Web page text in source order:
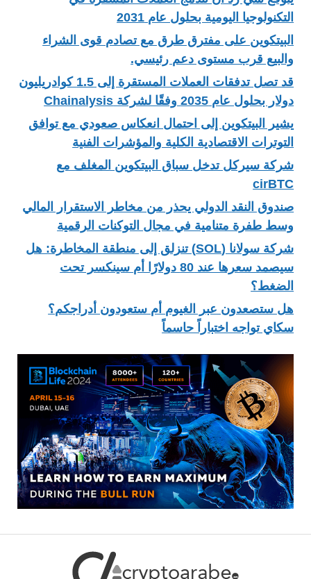
التكنولوجيا اليومية بحلول عام 2031
البيتكوين على مفترق طرق مع تصادم قوى الشراء
والبيع قرب مستوى دعم رئيسي.
قد تصل تدفقات العملات المستقرة إلى 1.5 كوادريليون
دولار بحلول عام 2035 وفقًا لشركة Chainalysis
يشير البيتكوين إلى احتمال انعكاس صعودي مع توافق
التوترات الاقتصادية الكلية والمؤشرات الفنية
شركة سيركل تدخل سباق البيتكوين المغلف مع
cirBTC
صندوق النقد الدولي يحذر من مخاطر الاستقرار المالي
وسط طفرة متنامية في مجال التوكنات الرقمية
شركة سولانا (SOL) تنزلق إلى منطقة المخاطرة: هل
سيصمد سعرها عند 80 دولارًا أم سينكسر تحت
الضغط؟
هل ستصعدون عبر الغيوم أم ستعودون أدراجكم؟
سكاي تواجه اختباراً حاسماً